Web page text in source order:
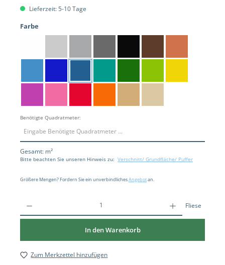
Lieferzeit: 5-10 Tage
Farbe
Benötigte Quadratmeter:
Gesamt: m²
Bitte beachten Sie unseren Hinweis zu: Verschnitt/ Grundfläche/ Puffer
Größere Mengen? Fordern Sie ein unverbindlichesAngebotan.
Fliese
In den Warenkorb
Zum Merkzettel hinzufügen